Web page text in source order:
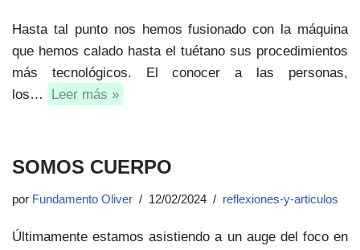
Hasta tal punto nos hemos fusionado con la máquina
que hemos calado hasta el tuétano sus procedimientos
más tecnológicos. El conocer a las personas,
los…
Leer más »
SOMOS CUERPO
por Fundamento Oliver 12/02/2024 reflexiones-y-articulos
Últimamente estamos asistiendo a un auge del foco en